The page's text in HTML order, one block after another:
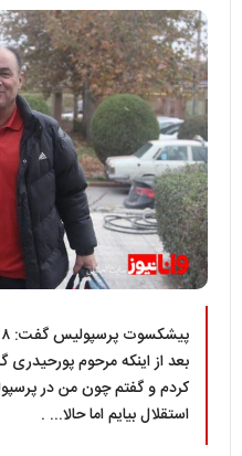
بعد از اینکه مرحوم پورحیدری
کردم و گفتم چون من در
استقلال بیایم اما حالا... .